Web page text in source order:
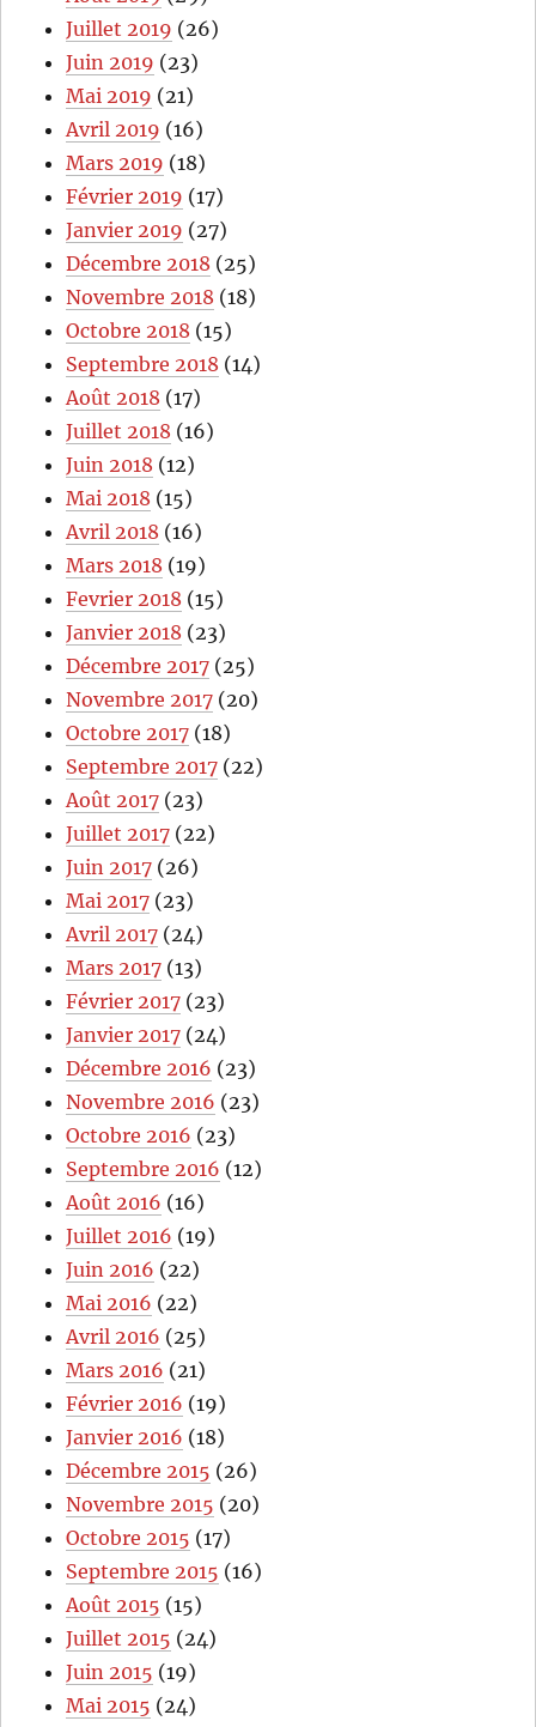
Juillet 2019 (26)
Juin 2019 (23)
Mai 2019 (21)
Avril 2019 (16)
Mars 2019 (18)
Février 2019 (17)
Janvier 2019 (27)
Décembre 2018 (25)
Novembre 2018 (18)
Octobre 2018 (15)
Septembre 2018 (14)
Août 2018 (17)
Juillet 2018 (16)
Juin 2018 (12)
Mai 2018 (15)
Avril 2018 (16)
Mars 2018 (19)
Fevrier 2018 (15)
Janvier 2018 (23)
Décembre 2017 (25)
Novembre 2017 (20)
Octobre 2017 (18)
Septembre 2017 (22)
Août 2017 (23)
Juillet 2017 (22)
Juin 2017 (26)
Mai 2017 (23)
Avril 2017 (24)
Mars 2017 (13)
Février 2017 (23)
Janvier 2017 (24)
Décembre 2016 (23)
Novembre 2016 (23)
Octobre 2016 (23)
Septembre 2016 (12)
Août 2016 (16)
Juillet 2016 (19)
Juin 2016 (22)
Mai 2016 (22)
Avril 2016 (25)
Mars 2016 (21)
Février 2016 (19)
Janvier 2016 (18)
Décembre 2015 (26)
Novembre 2015 (20)
Octobre 2015 (17)
Septembre 2015 (16)
Août 2015 (15)
Juillet 2015 (24)
Juin 2015 (19)
Mai 2015 (24)